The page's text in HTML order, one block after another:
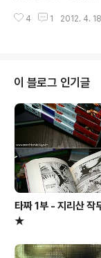
출 수 있고, 일반적인 스
스템으로 다양하게 조합
가격은 약 110만원 (TV
V, 블루레이 드라이브등
다. 장기적으로 봤을때,
히 가능하다고 판단되고
년 쯤에는..
4 1 2012. 4.
이 블로그 인기글
타짜 1부 - 지리산
★